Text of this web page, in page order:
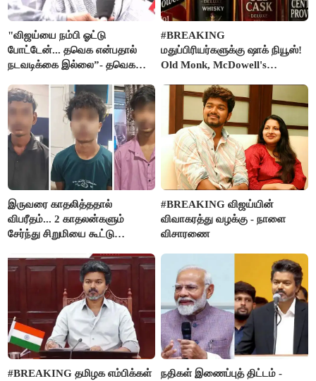
"விஜய்யை நம்பி ஓட்டு
போட்டேன்... தவெக என்பதால்
நடவடிக்கை இல்லை”- தவெக
கதறல்
#BREAKING
மதுப்பிரியர்களுக்கு ஷாக் நியூஸ்!
Old Monk, McDowell's
FSSAI தடை
இருவரை காதலித்ததால்
விபரீதம்... 2 காதலன்களும்
சேர்ந்து சிறுமியை கூட்டு
செய்த கொடூரம்
#BREAKING விஜய்யின்
விவாகரத்து வழக்கு - நாளை
விசாரணை
#BREAKING தமிழக எம்பிக்கள்
நதிகள் இணைப்புத் திட்டம் -